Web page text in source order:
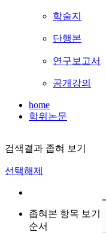
학술지
단행본
연구보고서
공개강의
home
학위논문
검색결과 좁혀 보기
선택해제
좁혀본 항목 보기
순서